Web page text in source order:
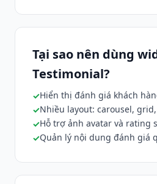
Tại sao nên dùng
Testimonial?
Hiển thị đánh giá khách
Nhiều layout: carousel,
Hỗ trợ ảnh avatar và rating
Quản lý nội dung đánh giá